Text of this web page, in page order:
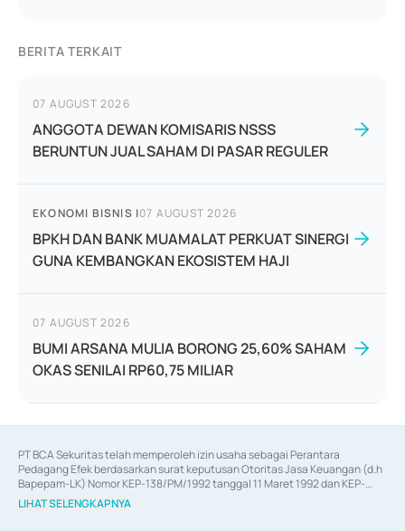
BERITA TERKAIT
07 AUGUST 2026
ANGGOTA DEWAN KOMISARIS NSSS
BERUNTUN JUAL SAHAM DI PASAR REGULER
EKONOMI BISNIS |07 AUGUST 2026
BPKH DAN BANK MUAMALAT PERKUAT SINERGI
GUNA KEMBANGKAN EKOSISTEM HAJI
07 AUGUST 2026
BUMI ARSANA MULIA BORONG 25,60% SAHAM
OKAS SENILAI RP60,75 MILIAR
PT BCA Sekuritas telah memperoleh izin usaha sebagai Perantara
Pedagang Efek berdasarkan surat keputusan Otoritas Jasa Keuangan (d.h
Bapepam-LK) Nomor KEP-138/PM/1992 tanggal 11 Maret 1992 dan KEP-
06/D.04/2014 tanggal 28 Februari 2014, izin usaha sebagai Penjamin Emisi
Efek berdasarkan surat keputusan Otoritas Jasa Keuangan Nomor KEP-
LIHAT SELENGKAPNYA